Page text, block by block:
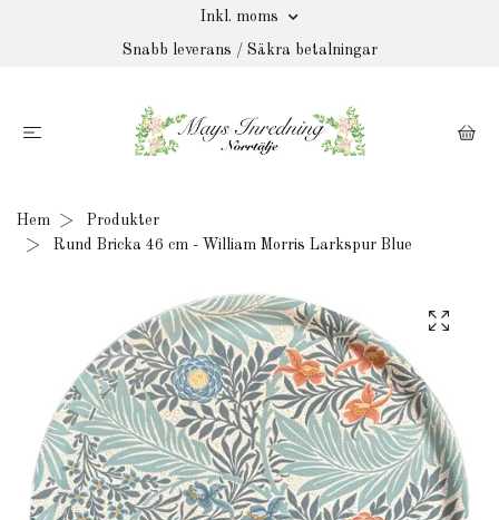
Inkl. moms
Snabb leverans / Säkra betalningar
Hem
Produkter
Rund Bricka 46 cm - William Morris Larkspur Blue